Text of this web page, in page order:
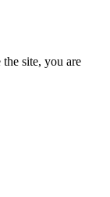
site, you are